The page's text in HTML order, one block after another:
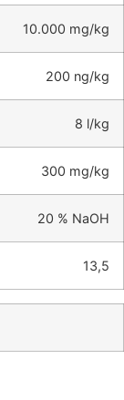
10.000 mg/kg
200 ng/kg
8 l/kg
300 mg/kg
20 % NaOH
13,5